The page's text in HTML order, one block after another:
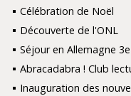
Célébration de Noël
Découverte de l'ONL
Séjour en Allemagne 3e
Abracadabra ! Club
Inauguration des